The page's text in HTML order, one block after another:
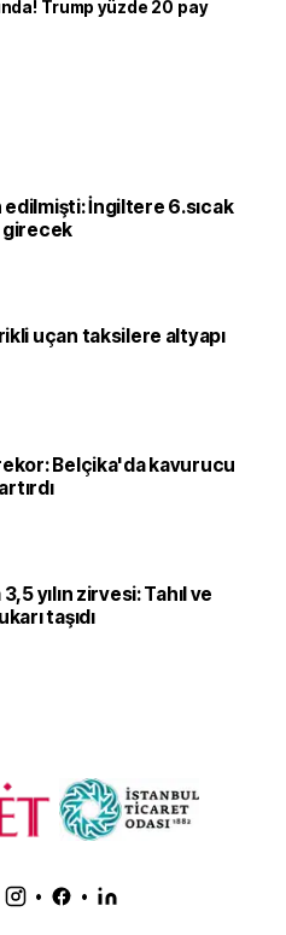
Trump yüzde 20 pay
edilmişti: İngiltere 6.sıcak
girecek
uçan taksilere altyapı
Belçika'da kavurucu
yılın zirvesi: Tahıl ve
taşıdı
• •